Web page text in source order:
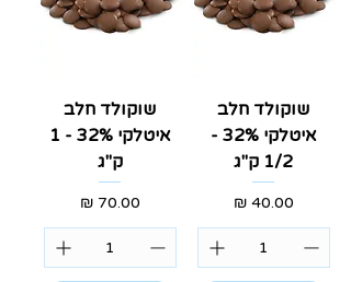
שוקולד חלב
איטלקי 32% -
1/2 ק"ג
מחיר
שוקולד חלב
איטלקי 32% - 1
ק"ג
מחיר